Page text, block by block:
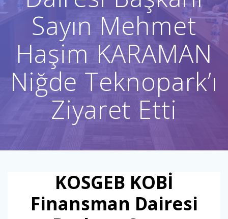
Sayın Mehmet
Haşim KARAMAN
Niğde Teknopark’ı
Ziyaret Etti
KOSGEB KOBİ
Finansman Dairesi